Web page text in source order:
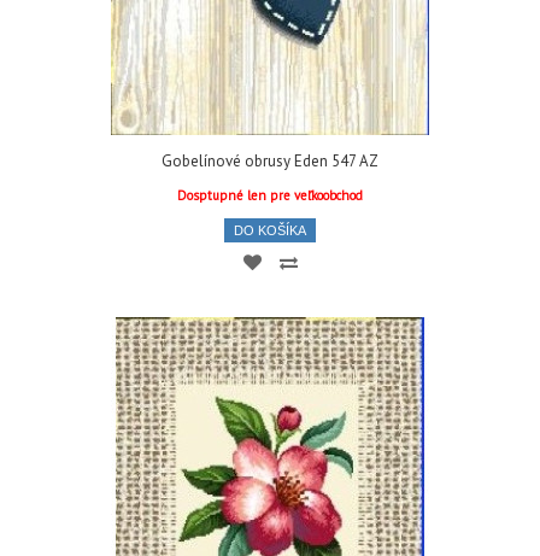
Gobelínové obrusy Eden 547 AZ
Dosptupné len pre veľkoobchod
DO KOŠÍKA